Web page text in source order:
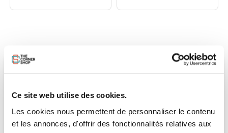
Ce site web utilise des cookies.
Les cookies nous permettent de personnaliser le contenu
et les annonces, d'offrir des fonctionnalités relatives aux